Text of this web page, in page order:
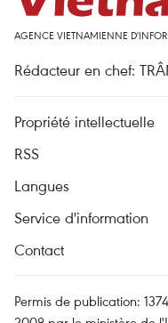
AGENCE VIETNAMIENNE
Rédacteur en chef:
Propriété intellectuelle
RSS
Langues
Service d'information
Contact
Permis de publication: